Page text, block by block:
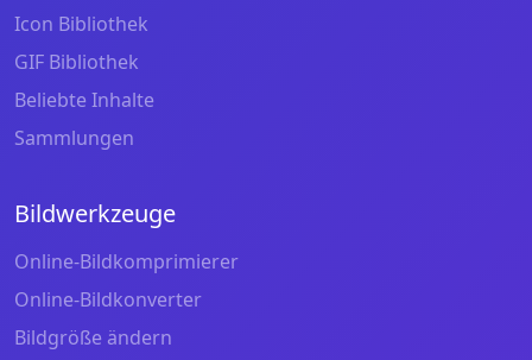
Icon Bibliothek
GIF Bibliothek
Beliebte Inhalte
Sammlungen
Bildwerkzeuge
Online-Bildkomprimierer
Online-Bildkonverter
Bildgröße ändern